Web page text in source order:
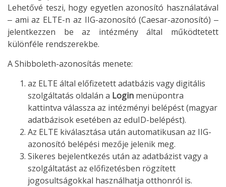
Lehetővé teszi, hogy egyetlen azonosító használatával
‒ ami az ELTE-n az IIG-azonosító (Caesar-azonosító) ‒
jelentkezzen be az intézmény által működtetett
különféle rendszerekbe.
A Shibboleth-azonosítás menete:
az ELTE által előfizetett adatbázis vagy digitális
szolgáltatás oldalán a Login menüpontra
kattintva válassza az intézményi belépést (magyar
adatbázisok esetében az eduID-belépést).
Az ELTE kiválasztása után automatikusan az IIG-
azonosító belépési mezője jelenik meg.
Sikeres bejelentkezés után az adatbázist vagy a
szolgáltatást az előfizetésben rögzített
jogosultságokkal használhatja otthonról is.